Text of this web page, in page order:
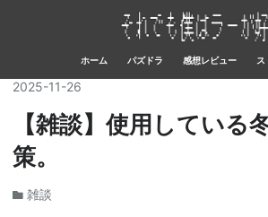
ホーム パズドラ 感想レビュー ス
2025-11-26
【雑談】使用している
策。
雑談